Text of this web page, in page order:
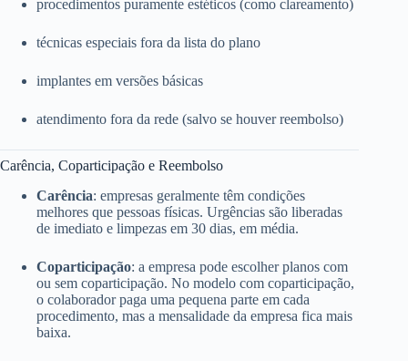
procedimentos puramente estéticos (como clareamento)
técnicas especiais fora da lista do plano
implantes em versões básicas
atendimento fora da rede (salvo se houver reembolso)
Carência, Coparticipação e Reembolso
Carência: empresas geralmente têm condições
melhores que pessoas físicas. Urgências são liberadas
de imediato e limpezas em 30 dias, em média.
Coparticipação: a empresa pode escolher planos com
ou sem coparticipação. No modelo com coparticipação,
o colaborador paga uma pequena parte em cada
procedimento, mas a mensalidade da empresa fica mais
baixa.